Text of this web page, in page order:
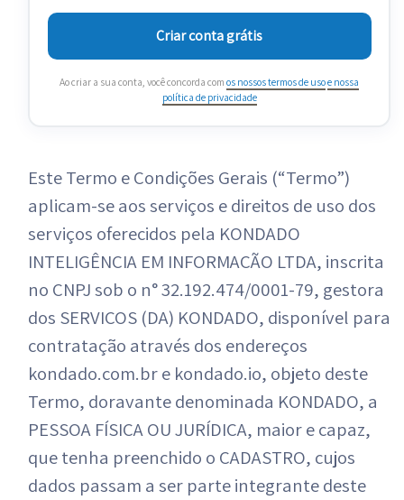
Criar conta grátis
Ao criar a sua conta, você concorda com os nossos termos de usoe nossa
política de privacidade
Este Termo e Condições Gerais (“Termo”)
aplicam-se aos serviços e direitos de uso dos
serviços oferecidos pela KONDADO
INTELIGÊNCIA EM INFORMAÇÃO LTDA, inscrita
no CNPJ sob o n° 32.192.474/0001-79, gestora
dos SERVIÇOS (DA) KONDADO, disponível para
contratação através dos endereços
kondado.com.br e kondado.io, objeto deste
Termo, doravante denominada KONDADO, a
PESSOA FÍSICA OU JURÍDICA, maior e capaz,
que tenha preenchido o CADASTRO, cujos
dados passam a ser parte integrante deste